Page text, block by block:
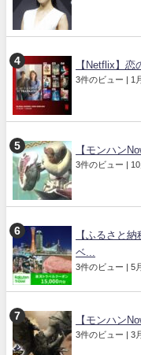
【Netflix】
3件のビュー | 1
【モンハン
3件のビュー |
【ふるさと
ベ...
3件のビュー | 5
【モンハン
3件のビュー | 3